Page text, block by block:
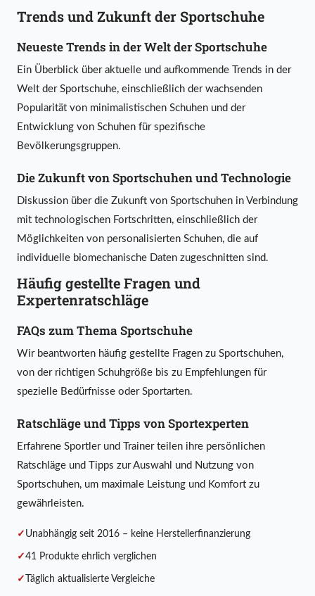
Trends und Zukunft der Sportschuhe
Neueste Trends in der Welt der Sportschuhe
Ein Überblick über aktuelle und aufkommende Trends in der
Welt der Sportschuhe, einschließlich der wachsenden
Popularität von minimalistischen Schuhen und der
Entwicklung von Schuhen für spezifische
Bevölkerungsgruppen.
Die Zukunft von Sportschuhen und Technologie
Diskussion über die Zukunft von Sportschuhen in Verbindung
mit technologischen Fortschritten, einschließlich der
Möglichkeiten von personalisierten Schuhen, die auf
individuelle biomechanische Daten zugeschnitten sind.
Häufig gestellte Fragen und
Expertenratschläge
FAQs zum Thema Sportschuhe
Wir beantworten häufig gestellte Fragen zu Sportschuhen,
von der richtigen Schuhgröße bis zu Empfehlungen für
spezielle Bedürfnisse oder Sportarten.
Ratschläge und Tipps von Sportexperten
Erfahrene Sportler und Trainer teilen ihre persönlichen
Ratschläge und Tipps zur Auswahl und Nutzung von
Sportschuhen, um maximale Leistung und Komfort zu
gewährleisten.
Unabhängig seit 2016 – keine Herstellerfinanzierung
41 Produkte ehrlich verglichen
Täglich aktualisierte Vergleiche